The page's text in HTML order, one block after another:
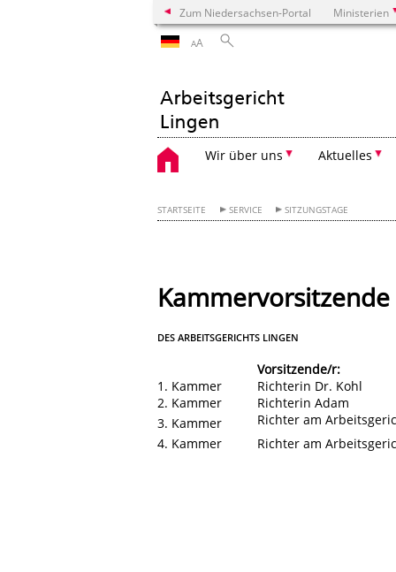
Zum Niedersachsen-Portal Ministerien
AA
Wir über uns Aktuelles
STARTSEITE SERVICE SITZUNGSTAGE
DES ARBEITSGERICHTS LINGEN
Vorsitzende/r:
1. Kammer
Richterin Dr. Kohl
2. Kammer
Richterin Adam
3. Kammer
Richter am
4. Kammer
Richter am